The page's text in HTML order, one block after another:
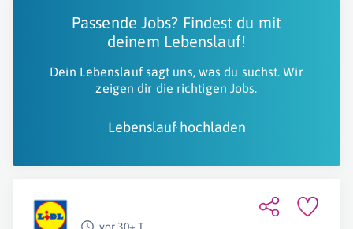
Passende Jobs? Findest du mit
deinem Lebenslauf!
Dein Lebenslauf sagt uns, was du suchst. Wir
zeigen dir die richtigen Jobs.
Lebenslauf hochladen